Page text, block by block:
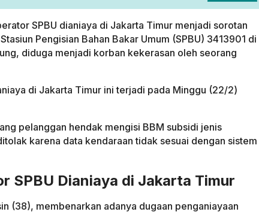
SPBU dianiaya di Jakarta Timur menjadi sorotan
Pengisian Bahan Bakar Umum (SPBU) 3413901 di
diduga menjadi korban kekerasan oleh seorang
di Jakarta Timur ini terjadi pada Minggu (22/2)
pelanggan hendak mengisi BBM subsidi jenis
karena data kendaraan tidak sesuai dengan sistem
SPBU Dianiaya di Jakarta Timur
(38), membenarkan adanya dugaan penganiayaan